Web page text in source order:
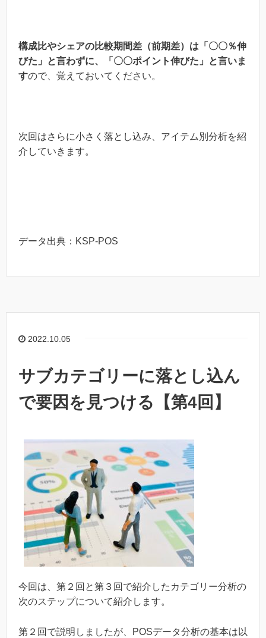
構成比やシェアの比較期間差（前期差）は「〇〇％伸
びた」と言わずに、「〇〇ポイント伸びた」と言いま
すので、覚えておいてください。
次回はさらに小さく落とし込み、アイテム別分析を紹
介していきます。
データ出典：KSP-POS
2022.10.05
サブカテゴリーに落とし込ん
で要因を見つける【第4回】
今回は、第２回と第３回で紹介したカテゴリー分析の
次のステップについて紹介します。
第２回で説明しましたが、POSデータ分析の基本は以